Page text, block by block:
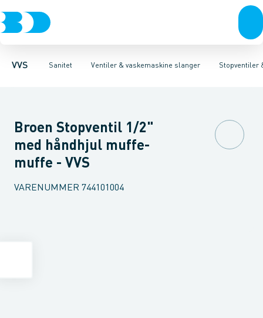
VVS Sanitet
Rør & fittingsPressfittings & rørKuglehaner & ventilerAfløb
Ventiler & vaskemaskine slanger
Toiletter, sæder og cisternerVaskeArmaturerBrusereStopventiler
Servanteventiler Stopventiler & kuglehanerAftapventiler &
Broen Stopventil 1/2"
med håndhjul muffe-
muffe - VVS
VARENUMMER 744101004